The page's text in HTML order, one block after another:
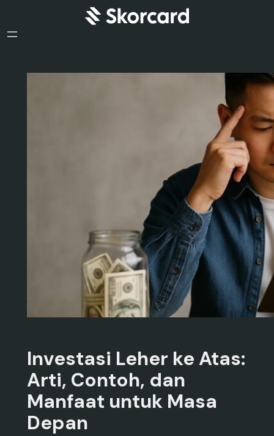
Investasi Leher ke Atas:
Arti, Contoh, dan
Manfaat untuk Masa
Depan